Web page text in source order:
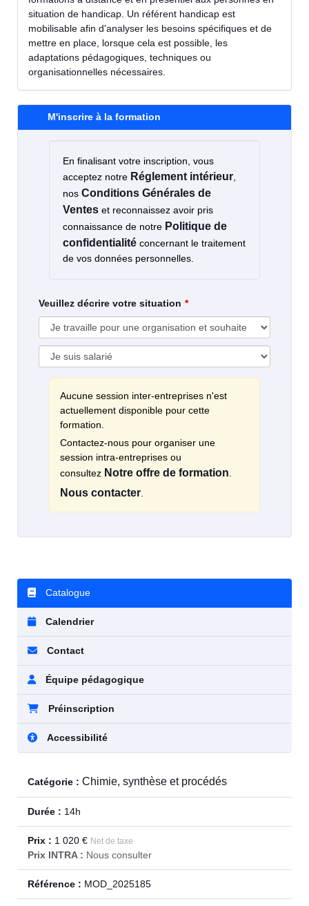
situation de handicap. Un référent handicap est
mobilisable afin d'analyser les besoins spécifiques et de
mettre en place, lorsque cela est possible, les
adaptations pédagogiques, techniques ou
organisationnelles nécessaires.
M'inscrire à la formation
En finalisant votre inscription, vous
acceptez notre Réglement intérieur,
nos Conditions Générales de
Ventes et reconnaissez avoir pris
connaissance de notre Politique de
confidentialité concernant le traitement
de vos données personnelles.
Veuillez décrire votre situation
Aucune session inter-entreprises n'est
actuellement disponible pour cette
formation.
Contactez-nous pour organiser une
session intra-entreprises ou
consultez Notre offre de formation.
Nous contacter.
Catalogue
Calendrier
Contact
Équipe pédagogique
Préinscription
Accessibilité
Catégorie : Chimie, synthèse et procédés
Durée : 14h
Prix : 1 020 € Net de taxe
Prix INTRA : Nous consulter
Référence : MOD_2025185